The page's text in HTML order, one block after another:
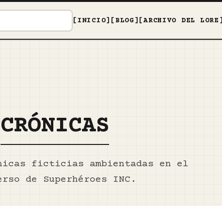
[INICIO] [BLOG] [ARCHIVO DEL LORE]
CRÓNICAS
ficticias ambientadas en el
de Superhéroes INC.